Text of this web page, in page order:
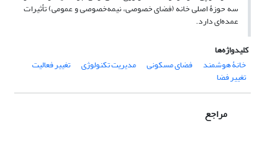
سه حوزۀ اصلی خانه (فضای خصوصی، نیمه‌خصوصی و عمومی) تأثیرات
عمده‌ای دارد.
کلیدواژه‌ها
خانۀ هوشمند
فضای مسکونی مدیریت تکنولوژی تغییر فعالیت
تغییر فضا
مراجع